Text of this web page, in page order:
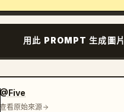
用此 PROMPT 生成圖片
@Five
查看原始來源